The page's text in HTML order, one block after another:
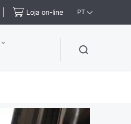
Loja on-line PT